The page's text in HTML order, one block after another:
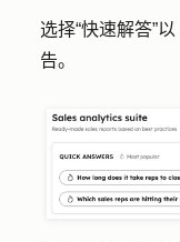
选择“快速解答”以
告。